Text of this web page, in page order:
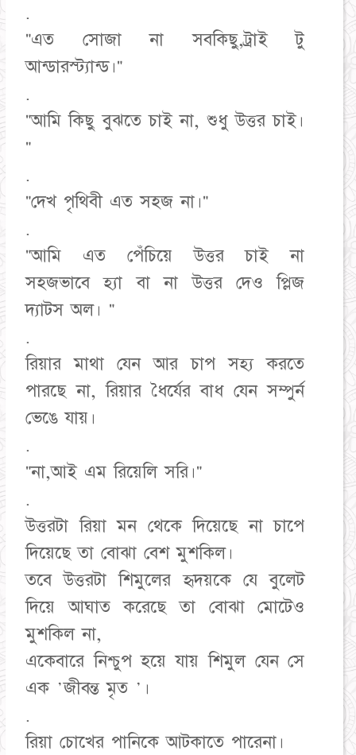
.
"এত সোজা না সবকিছু,ট্রাই টু
আন্ডারস্ট্যান্ড।"
.
"আমি কিছু বুঝতে চাই না, শুধু উত্তর চাই।
"
.
"দেখ পৃথিবী এত সহজ না।"
.
"আমি এত পেঁচিয়ে উত্তর চাই না
সহজভাবে হ্যা বা না উত্তর দেও প্লিজ
দ্যাটস অল। "
.
রিয়ার মাথা যেন আর চাপ সহ্য করতে
পারছে না, রিয়ার ধৈর্যের বাধ যেন সম্পুর্ন
ভেঙে যায়।
.
"না,আই এম রিয়েলি সরি।"
.
উত্তরটা রিয়া মন থেকে দিয়েছে না চাপে
দিয়েছে তা বোঝা বেশ মুশকিল।
তবে উত্তরটা শিমুলের হৃদয়কে যে বুলেট
দিয়ে আঘাত করেছে তা বোঝা মোটেও
মুশকিল না,
একেবারে নিশ্চুপ হয়ে যায় শিমুল যেন সে
এক 'জীবন্ত মৃত '।
.
রিয়া চোখের পানিকে আটকাতে পারেনা।